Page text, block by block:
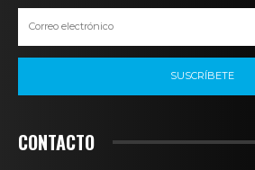
SUSCRÍBETE
CONTACTO